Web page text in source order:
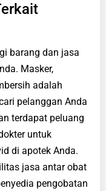
barang dan jasa
Masker,
adalah
pelanggan Anda
terdapat peluang
untuk
di apotek Anda.
jasa antar obat
pengobatan